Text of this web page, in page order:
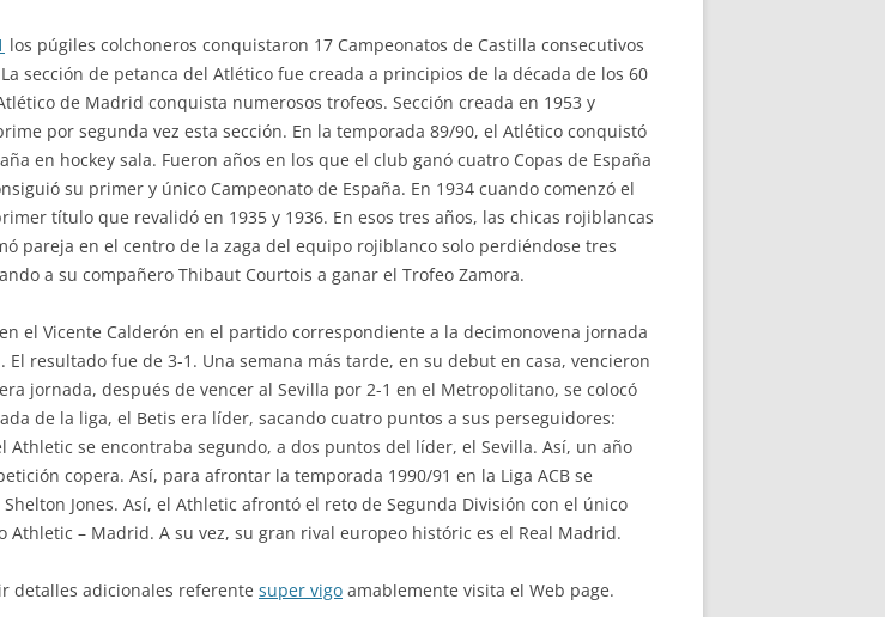
los púgiles colchoneros conquistaron 17 Campeonatos de Castilla consecutivos
sección de petanca del Atlético fue creada a principios de la década de los 60
de Madrid conquista numerosos trofeos. Sección creada en 1953 y
por segunda vez esta sección. En la temporada 89/90, el Atlético conquistó
en hockey sala. Fueron años en los que el club ganó cuatro Copas de España
su primer y único Campeonato de España. En 1934 cuando comenzó el
título que revalidó en 1935 y 1936. En esos tres años, las chicas rojiblancas
pareja en el centro de la zaga del equipo rojiblanco solo perdiéndose tres
a su compañero Thibaut Courtois a ganar el Trofeo Zamora.
el Vicente Calderón en el partido correspondiente a la decimonovena jornada
resultado fue de 3-1. Una semana más tarde, en su debut en casa, vencieron
jornada, después de vencer al Sevilla por 2-1 en el Metropolitano, se colocó
de la liga, el Betis era líder, sacando cuatro puntos a sus perseguidores:
Athletic se encontraba segundo, a dos puntos del líder, el Sevilla. Así, un año
copera. Así, para afrontar la temporada 1990/91 en la Liga ACB se
Jones. Así, el Athletic afrontó el reto de Segunda División con el único
– Madrid. A su vez, su gran rival europeo históric es el Real Madrid.
detalles adicionales referente super vigo amablemente visita el Web page.